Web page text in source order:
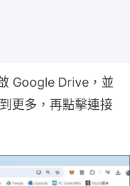
Google Drive，並
更多，再點擊連接